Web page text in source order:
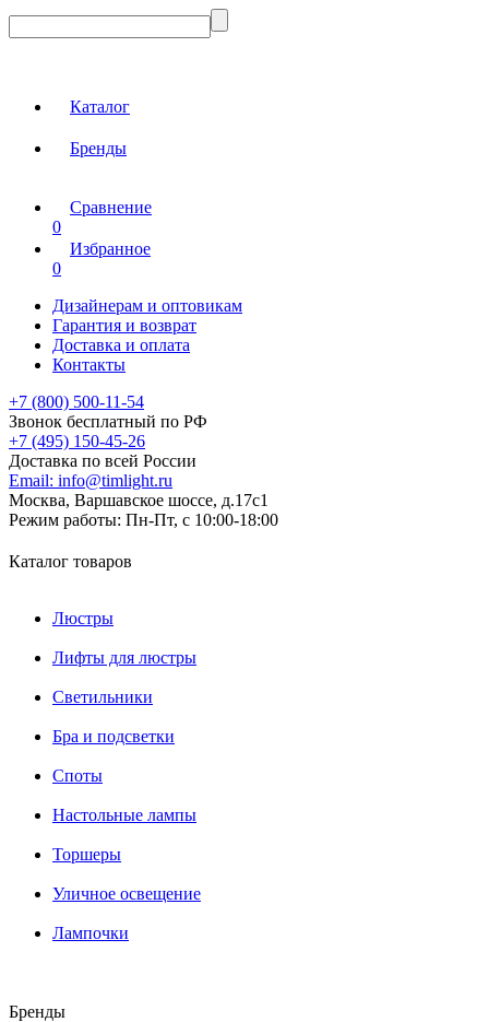
Каталог
Бренды
Сравнение
0
Избранное
0
Дизайнерам и оптовикам
Гарантия и возврат
Доставка и оплата
Контакты
+7 (800) 500-11-54
Звонок бесплатный по РФ
+7 (495) 150-45-26
Доставка по всей России
Email: info@timlight.ru
Москва, Варшавское шоссе, д.17c1
Режим работы: Пн-Пт, с 10:00-18:00
Каталог товаров
Люстры
Лифты для люстры
Светильники
Бра и подсветки
Споты
Настольные лампы
Торшеры
Уличное освещение
Лампочки
Бренды